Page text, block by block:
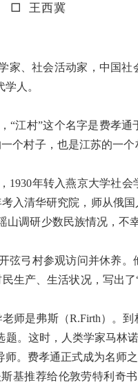
□ 王西冀
家、社会活动家，中国
人。
江村”这个名字是费孝
个村子，也是江苏的一
1930年转入燕京大学社
入清华研究院，师从俄
调研少数民族情况，不
弓村参观访问并休养。
生产、生活状况，写出
师是弗斯（R.Firth）。
。这时，人类学家马林
。费孝通正式成为名师之
推荐给伦敦劳特利奇书